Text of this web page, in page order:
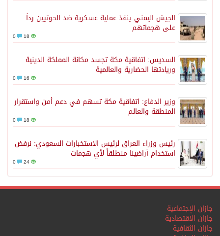
الجيش اليمني ينفذ عملية عسكرية ضد الحوثيين رداً
على هجماتهم
18
السديس: اتفاقية مكة تجسد مكانة المملكة الدينية
وريادتها الحضارية والعالمية
16
وزير الدفاع: اتفاقية مكة تسهم في دعم أمن واستقرار
المنطقة والعالم
18
رئيس وزراء العراق لرئيس الاستخبارات السعودي: نرفض
استخدام أراضينا منطلقاً لأي هجمات
24
جازان الإجتماعية
جازان الاقتصادية
جازان الثقافية